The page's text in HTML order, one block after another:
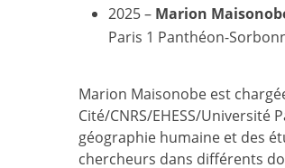
2025 – Marion
Paris 1 Panthéon-
Marion Maisonobe est
Cité/CNRS/EHESS/
géographie humaine et des
chercheurs dans différents